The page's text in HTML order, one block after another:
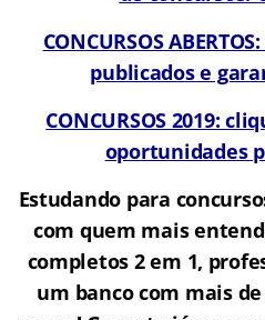
CONCURSOS
publicados e
CONCURSOS 2019:
oportunidades
Estudando para
com quem mais
completos 2 em 1,
um banco com mais